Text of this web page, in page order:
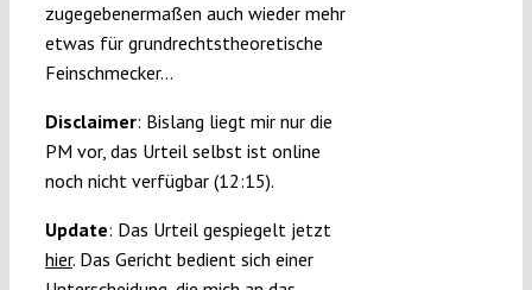
zugegebenermaßen auch wieder mehr
etwas für grundrechtstheoretische
Feinschmecker…
Disclaimer: Bislang liegt mir nur die
PM vor, das Urteil selbst ist online
noch nicht verfügbar (12:15).
Update: Das Urteil gespiegelt jetzt
hier. Das Gericht bedient sich einer